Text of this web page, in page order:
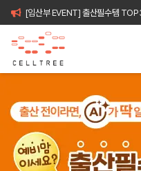
[임산부 EVENT] 출산필수템